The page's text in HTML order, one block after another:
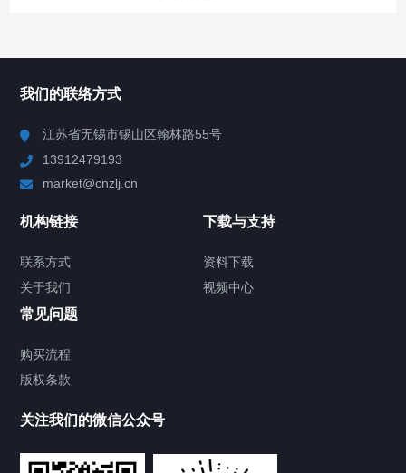
Chiller高精度制冷循环器
TCU温度控制单元
Chiller气体控温系统
我们的联络方式
江苏省无锡市锡山区翰林路55号
13912479193
market@cnzlj.cn
机构链接
联系方式
关于我们
下载与支持
资料下载
视频中心
常见问题
购买流程
版权条款
关注我们的微信公众号